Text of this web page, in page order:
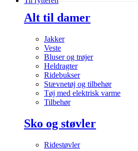
Alt til damer
Jakker
Veste
Bluser og trøjer
Heldragter
Ridebukser
Stævnetøj og tilbehør
Tøj med elektrisk varme
Tilbehør
Sko og støvler
Ridestøvler